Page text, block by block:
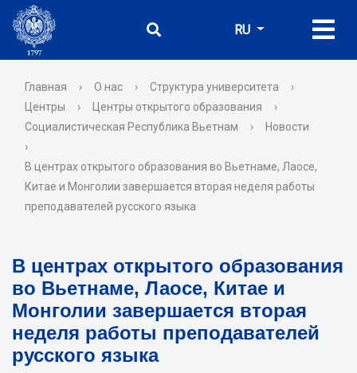
RU
Главная › О нас › Структура университета
›
Центры
› Центры открытого образования
›
Социалистическая Республика Вьетнам
›
Новости
›
В центрах открытого образования во Вьетнаме, Лаосе,
Китае и Монголии завершается вторая неделя работы
преподавателей русского языка
В центрах открытого образования
во Вьетнаме, Лаосе, Китае и
Монголии завершается вторая
неделя работы преподавателей
русского языка